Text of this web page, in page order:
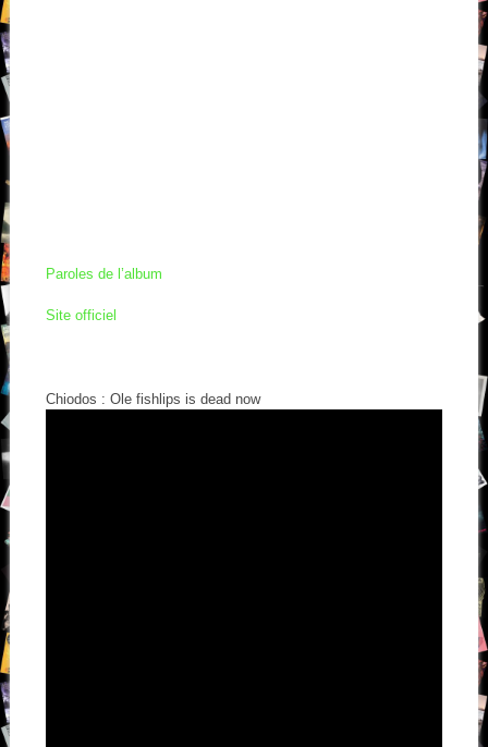
Paroles de l’album
Site officiel
Chiodos : Ole fishlips is dead now